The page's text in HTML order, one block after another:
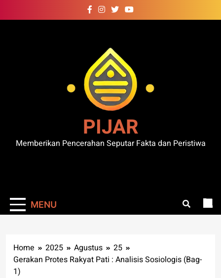
to
PIJAR
Memberikan Pencerahan Seputar Fakta dan Peristiwa
MENU
Home 2025 Agustus
25
Gerakan Protes Rakyat Pati : Analisis Sosiologis (Bag-
1)